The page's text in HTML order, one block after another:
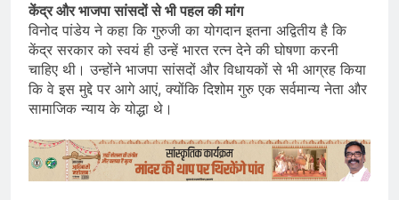
केंद्र और भाजपा सांसदों से भी पहल की मांग
विनोद पांडेय ने कहा कि गुरुजी का योगदान इतना अद्वितीय है कि
केंद्र सरकार को स्वयं ही उन्हें भारत रत्न देने की घोषणा करनी
चाहिए थी। उन्होंने भाजपा सांसदों और विधायकों से भी आग्रह किया
कि वे इस मुद्दे पर आगे आएं, क्योंकि दिशोम गुरु एक सर्वमान्य नेता और
सामाजिक न्याय के योद्धा थे।